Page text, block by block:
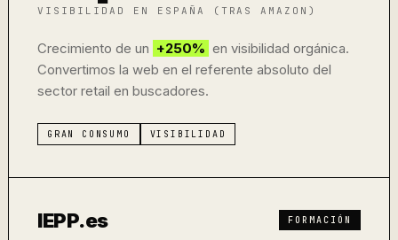
VISIBILIDAD EN ESPAÑA (TRAS AMAZON)
Crecimiento de un +250% en visibilidad orgánica.
Convertimos la web en el referente absoluto del
sector retail en buscadores.
GRAN CONSUMO VISIBILIDAD
IEPP.es FORMACIÓN